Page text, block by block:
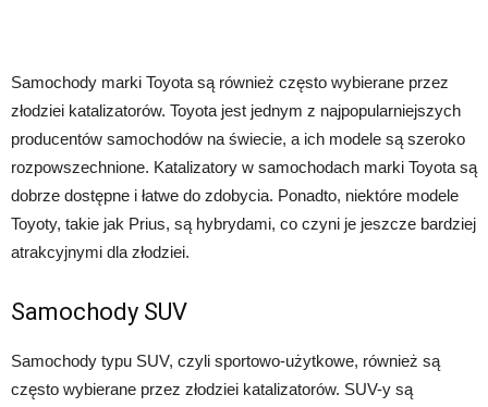
Samochody marki Toyota są również często wybierane przez
złodziei katalizatorów. Toyota jest jednym z najpopularniejszych
producentów samochodów na świecie, a ich modele są szeroko
rozpowszechnione. Katalizatory w samochodach marki Toyota są
dobrze dostępne i łatwe do zdobycia. Ponadto, niektóre modele
Toyoty, takie jak Prius, są hybrydami, co czyni je jeszcze bardziej
atrakcyjnymi dla złodziei.
Samochody SUV
Samochody typu SUV, czyli sportowo-użytkowe, również są
często wybierane przez złodziei katalizatorów. SUV-y są